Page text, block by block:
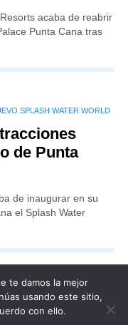
acaba de reabrir
Punta Cana tras
SPLASH WATER WORLD
de Punta
de inaugurar en su
el Splash Water
te damos la mejor
usando este sitio,
con ello.
Contacto